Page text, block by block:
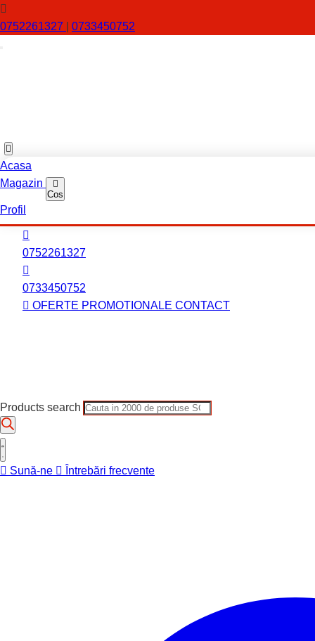
0752261327 0733450752
Acasa
Magazin
Cos
Profil
0752261327
0733450752
OFERTE PROMOTIONALE CONTACT
Products search
Sună-ne Întrebări frecvente